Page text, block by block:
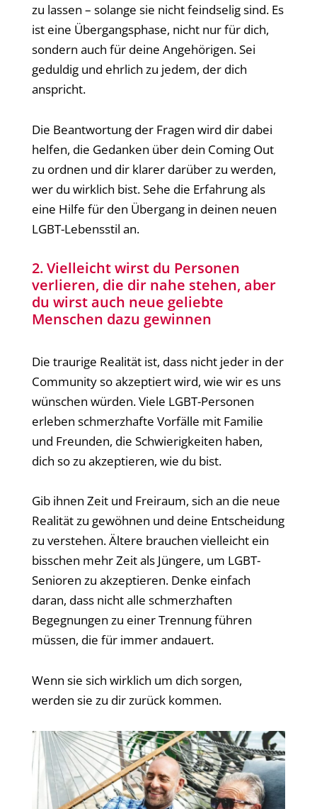
zu lassen – solange sie nicht feindselig sind. Es
ist eine Übergangsphase, nicht nur für dich,
sondern auch für deine Angehörigen. Sei
geduldig und ehrlich zu jedem, der dich
anspricht.
Die Beantwortung der Fragen wird dir dabei
helfen, die Gedanken über dein Coming Out
zu ordnen und dir klarer darüber zu werden,
wer du wirklich bist. Sehe die Erfahrung als
eine Hilfe für den Übergang in deinen neuen
LGBT-Lebensstil an.
2. Vielleicht wirst du Personen
verlieren, die dir nahe stehen, aber
du wirst auch neue geliebte
Menschen dazu gewinnen
Die traurige Realität ist, dass nicht jeder in der
Community so akzeptiert wird, wie wir es uns
wünschen würden. Viele LGBT-Personen
erleben schmerzhafte Vorfälle mit Familie
und Freunden, die Schwierigkeiten haben,
dich so zu akzeptieren, wie du bist.
Gib ihnen Zeit und Freiraum, sich an die neue
Realität zu gewöhnen und deine Entscheidung
zu verstehen. Ältere brauchen vielleicht ein
bisschen mehr Zeit als Jüngere, um LGBT-
Senioren zu akzeptieren. Denke einfach
daran, dass nicht alle schmerzhaften
Begegnungen zu einer Trennung führen
müssen, die für immer andauert.
Wenn sie sich wirklich um dich sorgen,
werden sie zu dir zurück kommen.